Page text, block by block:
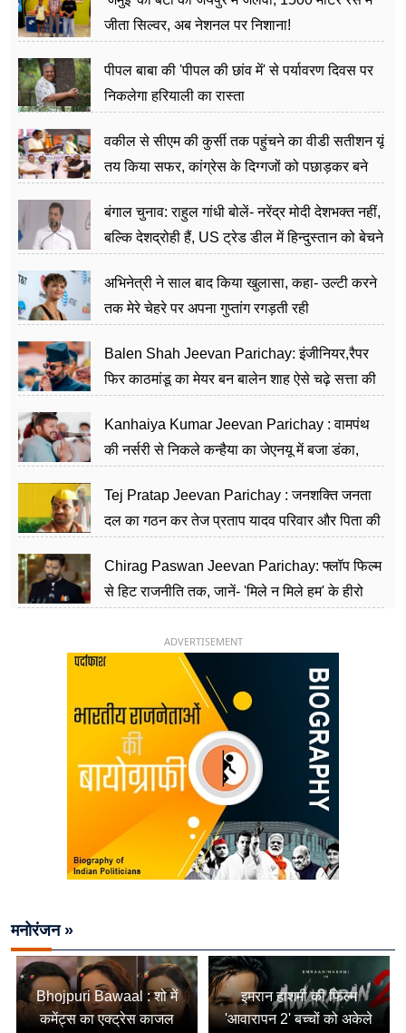
जीता सिल्वर, अब नेशनल पर निशाना!
पीपल बाबा की 'पीपल की छांव में' से पर्यावरण दिवस पर
निकलेगा हरियाली का रास्ता
वकील से सीएम की कुर्सी तक पहुंचने का वीडी सतीशन यूं
तय किया सफर, कांग्रेस के दिग्गजों को पछाड़कर बने
बंगाल चुनाव: राहुल गांधी बोलें- नरेंद्र मोदी देशभक्त नहीं,
बल्कि देशद्रोही हैं, US ट्रेड डील में हिन्दुस्तान को बेचने
अभिनेत्री ने साल बाद किया खुलासा, कहा- उल्टी करने
तक मेरे चेहरे पर अपना गुप्तांग रगड़ती रही
Balen Shah Jeevan Parichay: इंजीनियर,रैपर
फिर काठमांडू का मेयर बन बालेन शाह ऐसे चढ़े सत्ता की
Kanhaiya Kumar Jeevan Parichay : वामपंथ
की नर्सरी से निकले कन्हैया का जेएनयू में बजा डंका,
Tej Pratap Jeevan Parichay : जनशक्ति जनता
दल का गठन कर तेज प्रताप यादव परिवार और पिता की
Chirag Paswan Jeevan Parichay: फ्लॉप फिल्म
से हिट राजनीति तक, जानें- 'मिले न मिले हम' के हीरो
ADVERTISEMENT
मनोरंजन »
Bhojpuri Bawaal : शो में
कमेंट्स का एक्ट्रेस काजल
इमरान हाशमी की फिल्म
'आवारापन 2' बच्चों को अकेले